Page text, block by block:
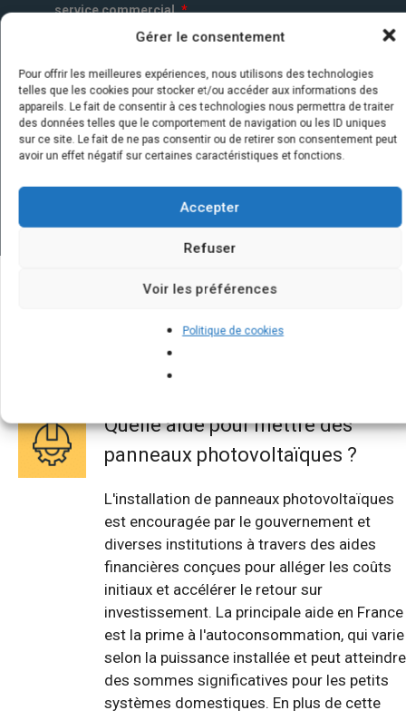
Gérer le consentement
Pour offrir les meilleures expériences, nous utilisons des technologies
telles que les cookies pour stocker et/ou accéder aux informations des
appareils. Le fait de consentir à ces technologies nous permettra de traiter
des données telles que le comportement de navigation ou les ID uniques
sur ce site. Le fait de ne pas consentir ou de retirer son consentement peut
avoir un effet négatif sur certaines caractéristiques et fonctions.
Accepter
Refuser
Voir les préférences
Politique de cookies
service commercial.*
Quelques infos sur nos centrales
solaires : questions et réponses
Quelle aide pour mettre des
panneaux photovoltaïques ?
L'installation de panneaux photovoltaïques
est encouragée par le gouvernement et
diverses institutions à travers des aides
financières conçues pour alléger les coûts
initiaux et accélérer le retour sur
investissement. La principale aide en France
est la prime à l'autoconsommation, qui varie
selon la puissance installée et peut atteindre
des sommes significatives pour les petits
systèmes domestiques. En plus de cette